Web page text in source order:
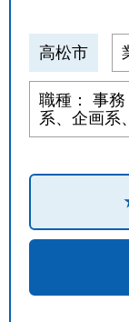
高松市
職種： 事
系、企画系